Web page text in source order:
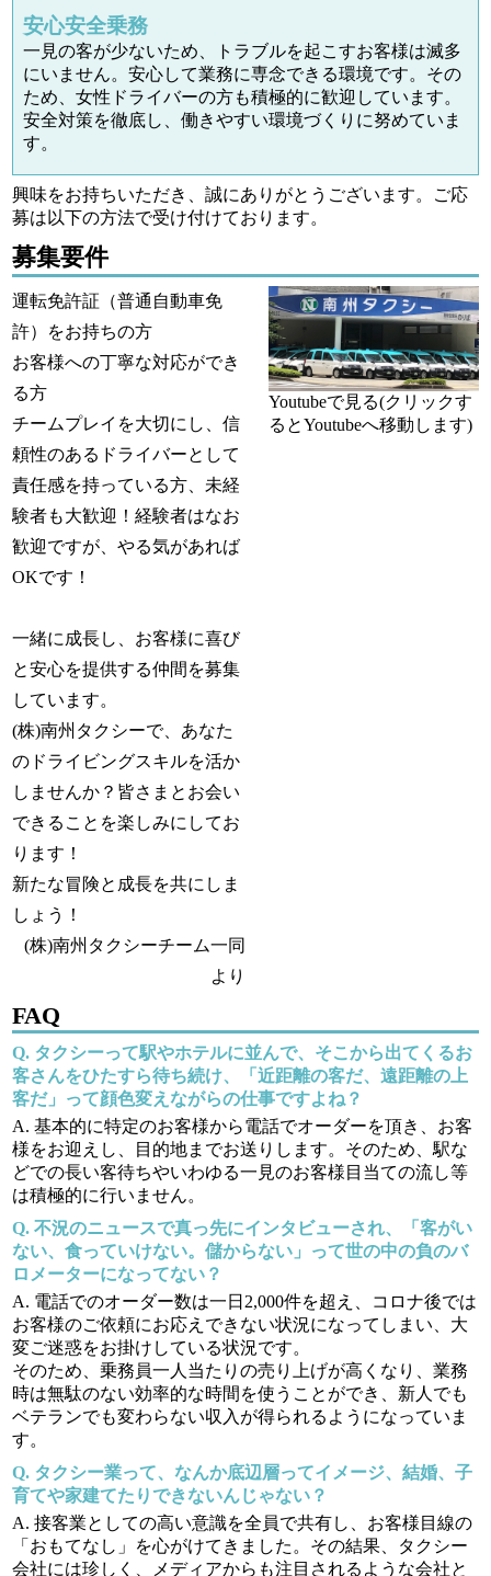
安心安全乗務
一見の客が少ないため、トラブルを起こすお客様は滅多
にいません。安心して業務に専念できる環境です。その
ため、女性ドライバーの方も積極的に歓迎しています。
安全対策を徹底し、働きやすい環境づくりに努めていま
す。
興味をお持ちいただき、誠にありがとうございます。ご応
募は以下の方法で受け付けております。
募集要件
運転免許証（普通自動車免
許）をお持ちの方
お客様への丁寧な対応ができ
る方
チームプレイを大切にし、信
頼性のあるドライバーとして
責任感を持っている方、未経
験者も大歓迎！経験者はなお
歓迎ですが、やる気があれば
OKです！
一緒に成長し、お客様に喜び
と安心を提供する仲間を募集
しています。
(株)南州タクシーで、あなた
のドライビングスキルを活か
しませんか？皆さまとお会い
できることを楽しみにしてお
ります！
新たな冒険と成長を共にしま
しょう！
(株)南州タクシーチーム一同
より
Youtubeで見る(クリックす
るとYoutubeへ移動します)
FAQ
タクシーって駅やホテルに並んで、そこから出てくるお
客さんをひたすら待ち続け、「近距離の客だ、遠距離の上
客だ」って顔色変えながらの仕事ですよね？
基本的に特定のお客様から電話でオーダーを頂き、お客
様をお迎えし、目的地までお送りします。そのため、駅な
どでの長い客待ちやいわゆる一見のお客様目当ての流し等
は積極的に行いません。
不況のニュースで真っ先にインタビューされ、「客がい
ない、食っていけない。儲からない」って世の中の負のバ
ロメーターになってない？
電話でのオーダー数は一日2,000件を超え、コロナ後では
お客様のご依頼にお応えできない状況になってしまい、大
変ご迷惑をお掛けしている状況です。
そのため、乗務員一人当たりの売り上げが高くなり、業務
時は無駄のない効率的な時間を使うことができ、新人でも
ベテランでも変わらない収入が得られるようになっていま
す。
タクシー業って、なんか底辺層ってイメージ、結婚、子
育てや家建てたりできないんじゃない？
接客業としての高い意識を全員で共有し、お客様目線の
「おもてなし」を心がけてきました。その結果、タクシー
会社には珍しく、メディアからも注目されるような会社と